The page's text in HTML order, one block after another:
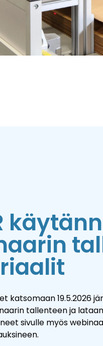
katsomaan 19.5.2026
tallenteen ja
sivulle myös